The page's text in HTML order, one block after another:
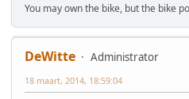
You may own the bike, but the bike
DeWitte
Administrator
18 maart, 2014, 18:59:04